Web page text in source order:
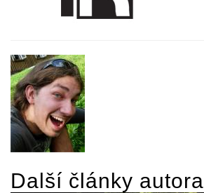
Další články autora